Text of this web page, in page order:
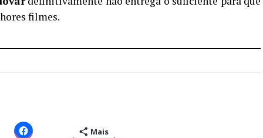
filmes.
Mais